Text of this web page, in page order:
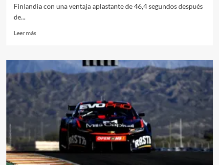
Finlandia con una ventaja aplastante de 46,4 segundos después
de...
Leer másLeer
Sami
Pajari
nuevo
líder
accidente
de
Ogier